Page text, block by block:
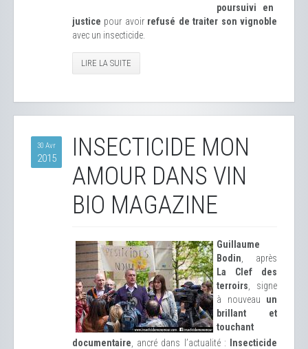
poursuivi en
justice pour avoirrefusé de traiter son vignoble
avec un insecticide.
LIRE LA SUITE
30 Avr
2015
INSECTICIDE MON
AMOUR DANS VIN
BIO MAGAZINE
Guillaume
Bodin , après
La Clef des
terroirs , signe
à nouveau un
brillant et
touchant
documentaire , ancré dans l’actualité :
Insecticide